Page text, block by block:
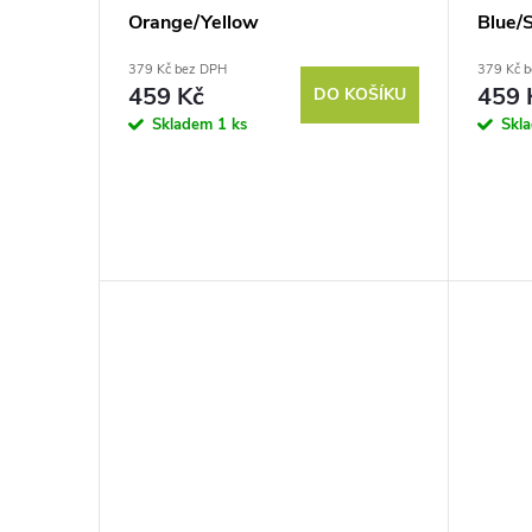
Orange/Yellow
379 Kč bez DPH
459 Kč
Skladem 1 ks
DO KOŠÍKU
Blue/
379 Kč
459